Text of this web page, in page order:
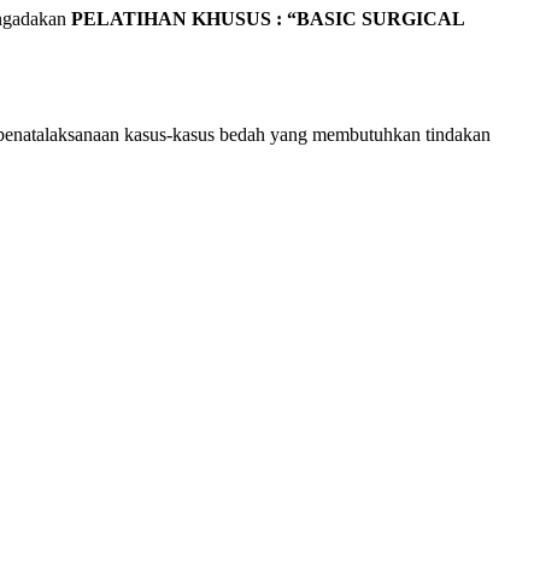
PELATIHAN KHUSUS : “BASIC SURGICAL
kasus-kasus bedah yang membutuhkan tindakan